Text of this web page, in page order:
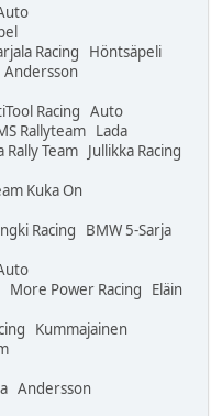
Racing Höntsäpeli
Racing Auto
Rallyteam Lada
Team Jullikka Racing
Kuka On
Racing BMW 5-Sarja
Power Racing Eläin
Kummajainen
Andersson